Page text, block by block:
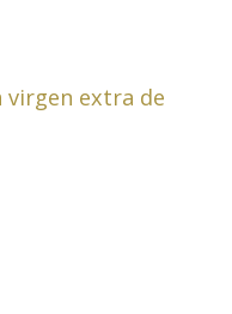
virgen extra de